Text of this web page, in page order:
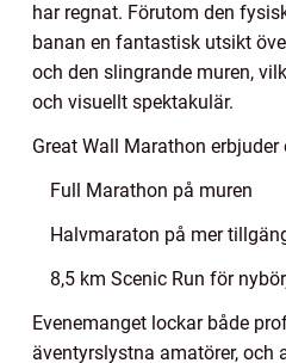
har regnat. Förutom den
banan en fantastisk utsikt
och den slingrande muren,
och visuellt spektakulär.
Great Wall Marathon
Full Marathon på muren
Halvmaraton på mer
8,5 km Scenic Run för
Evenemanget lockar både
äventyrslystna amatörer, och